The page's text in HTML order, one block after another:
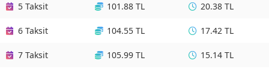
5 Taksit 101.88 TL 20.38 TL
6 Taksit 104.55 TL 17.42 TL
7 Taksit 105.99 TL 15.14 TL